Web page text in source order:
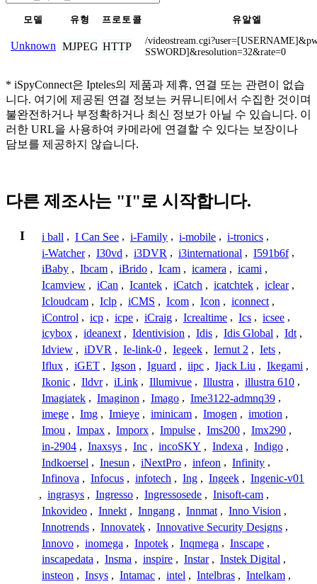
모델 유형 프로토콜 유알엘
Unknown MJPEG HTTP
/
SSWORD]&resolution=32&rate=0
* iSpyConnect은 Ipteles의 제품과 제휴, 연결 또는 관련이 없습
니다. 여기에 제공된 연결 정보는 커뮤니티에서 수집한 것이며
불완전하거나 부정확하거나 최신 정보가 아닐 수 있습니다. 이
러한 URL을 사용하여 카메라에 연결할 수 있다는 보장이나
담보를 제공하지 않습니다.
다른 제조사는 "I"로 시작합니다.
I i ball , I Can See , i-Family , i-mobile , i-tronics ,
i-Watcher , I30vd , i3DVR , i3international , I591b6f ,
iBaby , Ibcam , iBrido , Icam , icamera , icami ,
Icamview , iCan , Icantek , iCatch , icatchtek , iclear ,
Icloudcam , Iclp , iCMS , Icom , Icon , iconnect ,
iControl , icp , icpe , iCraig , Icrealtime , Ics , icsee ,
icybox , ideanext , Identivision , Idis , Idis Global , Idt ,
Idview , iDVR , Ie-link-0 , Iegeek , Iernut 2 , Iets ,
Iflux , iGET , Igson , Iguard , iipc , Ijack Liu , Ikegami ,
Ikonic , Ildvr , iLink , Illumivue , Illustra , illustra 610 ,
Imagiatek , Imaginon , Imago , Ime3122-admnq39 ,
imege , Img , Imieye , iminicam , Imogen , imotion ,
Imou , Impax , Imporx , Impulse , Ims200 , Imx290 ,
in-2904 , Inaxsys , Inc , incoSKY , Indexa , Indigo ,
Indkoersel , Inesun , iNextPro , infeon , Infinity ,
Infinova , Infocus , infotech , Ing , Ingeek , Ingenic-v01
, ingrasys , Ingresso , Ingressosede , Inisoft-cam ,
Inkovideo , Innekt , Inngang , Innmat , Inno Vision ,
Innotrends , Innovatek , Innovative Security Designs ,
Innovo , inomega , Inpotek , Inqmega , Inscape ,
inscapedata , Insma , inspire , Instar , Instek Digital ,
insteon , Insys , Intamac , intel , Intelbras , Intelkam ,